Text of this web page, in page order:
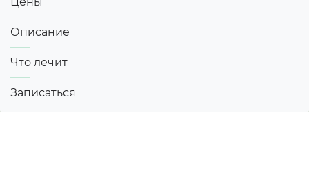
Описание
Что лечит
Записаться